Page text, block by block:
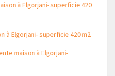
à Elgorjani- superficie 420
à Elgorjani- superficie 420 m2
maison à Elgorjani-